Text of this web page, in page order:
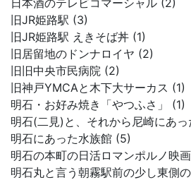
日本酒のテレビコマーシャル (2)
旧JR姫路駅 (3)
旧JR姫路駅 えきそば丼 (1)
旧居留地のドンナロイヤ (2)
旧旧中央市民病院 (2)
旧神戸YMCAと木下大サーカス (1)
明石・お好み焼き「やつふさ」 (1)
明石(二見)と、それから尼崎にあ
明石にあった水族館 (5)
明石の本町の日活ロマンポルノ映
明石丸と言う朝霧駅前の少し東側